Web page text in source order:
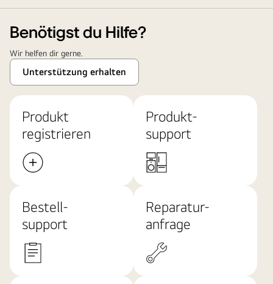
Benötigst du Hilfe?
Wir helfen dir gerne.
Unterstützung erhalten
Produkt
registrieren
Produkt-
support
Bestell-
support
Reparatur-
anfrage